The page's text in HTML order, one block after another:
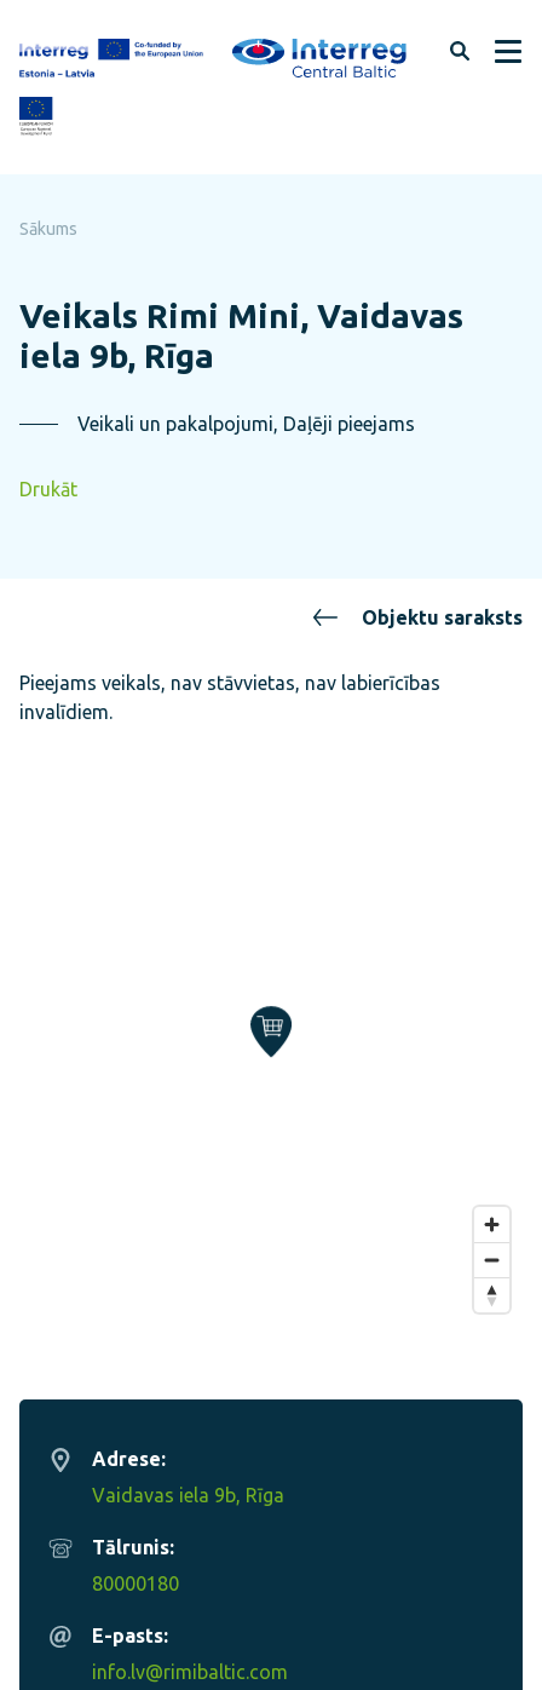
uz
lapas
saturu
Sākums
Veikals Rimi Mini, Vaidavas
iela 9b, Rīga
Veikali un pakalpojumi, Daļēji pieejams
Drukāt
Objektu saraksts
Adrese:
Vaidavas iela 9b, Rīga
Tālrunis:
80000180
E-pasts:
info.lv@rimibaltic.com
Pieejams veikals, nav stāvvietas, nav labierīcības
invalīdiem.